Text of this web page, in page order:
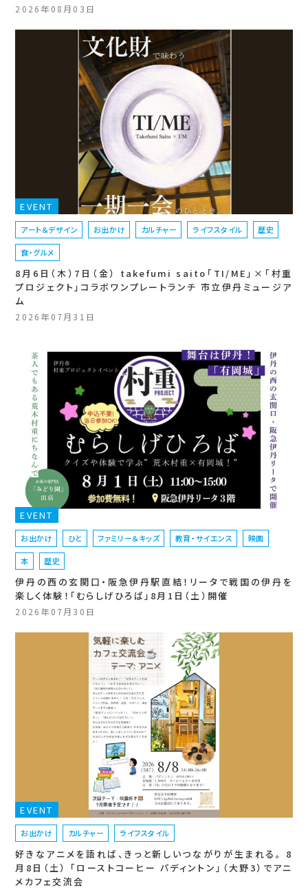
2026年08月03日
EVENT
アート＆デザイン お出かけ カルチャー ライフスタイル 歴史
食・グルメ
8月6日（木）7日（金） takefumi saito「TI/ME」×「村重
プロジェクト」コラボワンプレートランチ 市立伊丹ミュージア
ム
2026年07月31日
EVENT
お出かけ ひと ファミリー＆キッズ 教育・サイエンス 映画
本 歴史
伊丹の西の玄関口・阪急伊丹駅直結！リータで戦国の伊丹を
楽しく体験！「むらしげひろば」8月1日（土）開催
2026年07月30日
EVENT
お出かけ カルチャー ライフスタイル
好きなアニメを語れば、きっと新しいつながりが生まれる。 8
月8日（土） 「ローストコーヒー パディントン」（大野3）でアニ
メカフェ交流会